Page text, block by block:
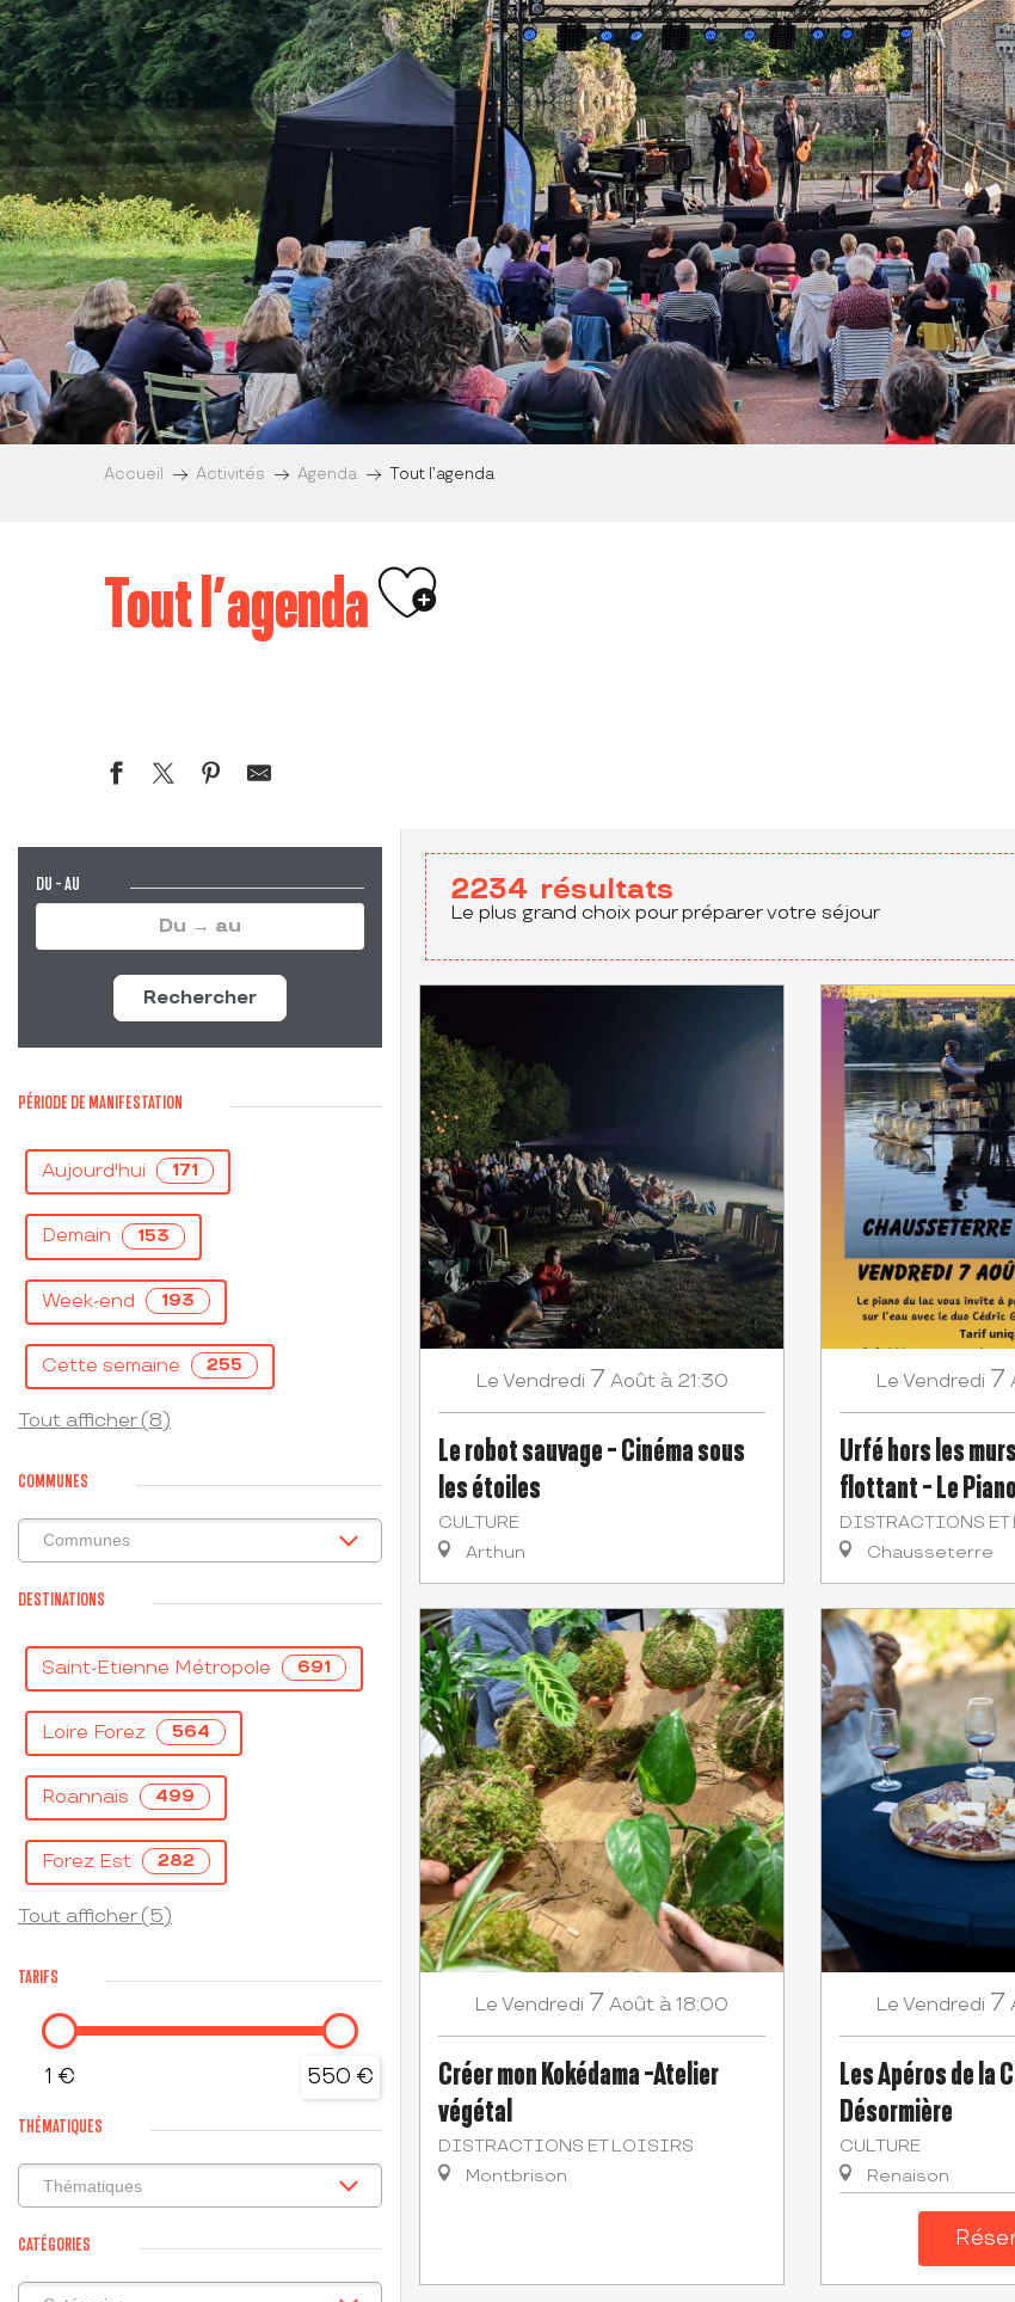
Accueil Activités Agenda Tout l’agenda
Tout l’agendaAjouter aux favoris
DU - AU
Rechercher
PÉRIODE DE MANIFESTATION
Aujourd'hui 171
Demain 153
Week-end 193
Cette semaine 255
Tout afficher (8)
COMMUNES
DESTINATIONS
Saint-Etienne Métropole 691
Loire Forez 564
Roannais 499
Forez Est 282
Tout afficher (5)
TARIFS
1 € 550 €
THÉMATIQUES
CATÉGORIES
2234 résultats
Le plus grand choix pour préparer votre séjour
Le Vendredi 7 Août à 21:30
Le robot sauvage - Cinéma sous
les étoiles
CULTURE
Arthun
Le Vendredi 7
Urfé hors les
flottant - Le
DISTRACTIONS
Chausseterre
Le Vendredi 7 Août à 18:00
Créer mon Kokédama -Atelier
végétal
DISTRACTIONS ET LOISIRS
Montbrison
Le Vendredi 7
Les Apéros de la
Désormière
CULTURE
Renaison